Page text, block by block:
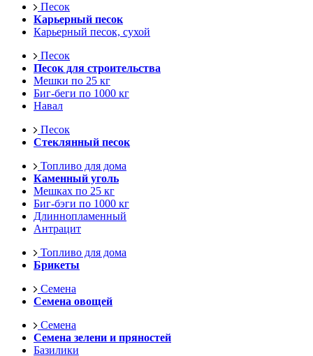
Песок
Карьерный песок
Карьерный песок, сухой
Песок
Песок для строительства
Мешки по 25 кг
Биг-беги по 1000 кг
Навал
Песок
Стеклянный песок
Топливо для дома
Каменный уголь
Мешках по 25 кг
Биг-бэги по 1000 кг
Длиннопламенный
Антрацит
Топливо для дома
Брикеты
Семена
Семена овощей
Семена
Семена зелени и пряностей
Базилики